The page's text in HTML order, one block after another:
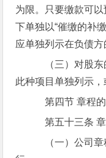
为限。只要缴款可
下单独以“催缴的补
应单独列示在负债方
（三）对股东
此种项目单独列示，
第四节 章程
第五十三条
（一）公司章